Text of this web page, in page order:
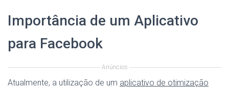
Importância de um Aplicativo
para Facebook
Anúncios
Atualmente, a utilização de um aplicativo de otimização